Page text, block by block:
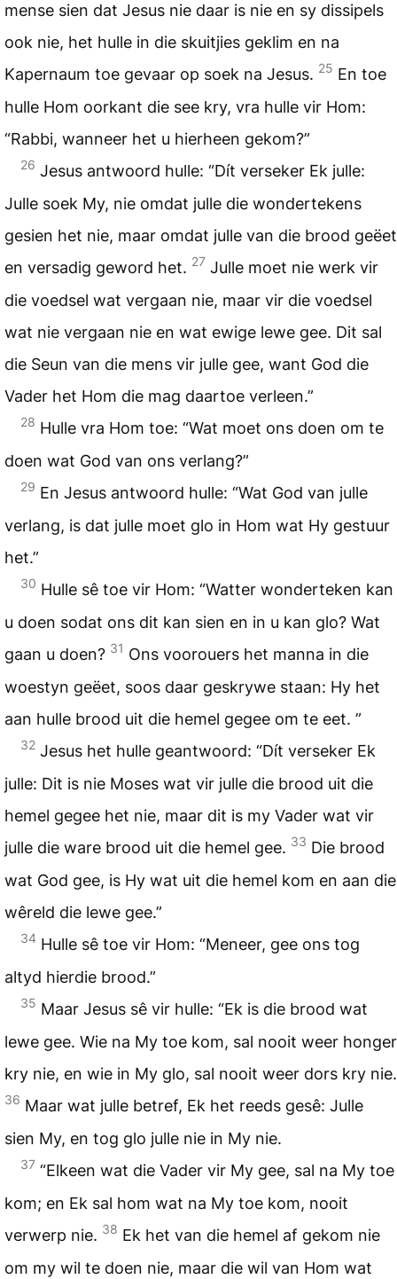
mense sien dat Jesus nie daar is nie en sy dissipels
ook nie, het hulle in die skuitjies geklim en na
Kapernaum toe gevaar op soek na Jesus. 25 En toe
hulle Hom oorkant die see kry, vra hulle vir Hom:
“Rabbi, wanneer het u hierheen gekom?”
26 Jesus antwoord hulle: “Dít verseker Ek julle:
Julle soek My, nie omdat julle die wondertekens
gesien het nie, maar omdat julle van die brood geëet
en versadig geword het. 27 Julle moet nie werk vir
die voedsel wat vergaan nie, maar vir die voedsel
wat nie vergaan nie en wat ewige lewe gee. Dit sal
die Seun van die mens vir julle gee, want God die
Vader het Hom die mag daartoe verleen.”
28 Hulle vra Hom toe: “Wat moet ons doen om te
doen wat God van ons verlang?”
29 En Jesus antwoord hulle: “Wat God van julle
verlang, is dat julle moet glo in Hom wat Hy gestuur
het.”
30 Hulle sê toe vir Hom: “Watter wonderteken kan
u doen sodat ons dit kan sien en in u kan glo? Wat
gaan u doen? 31 Ons voorouers het manna in die
woestyn geëet, soos daar geskrywe staan: Hy het
aan hulle brood uit die hemel gegee om te eet. ”
32 Jesus het hulle geantwoord: “Dít verseker Ek
julle: Dit is nie Moses wat vir julle die brood uit die
hemel gegee het nie, maar dit is my Vader wat vir
julle die ware brood uit die hemel gee. 33 Die brood
wat God gee, is Hy wat uit die hemel kom en aan die
wêreld die lewe gee.”
34 Hulle sê toe vir Hom: “Meneer, gee ons tog
altyd hierdie brood.”
35 Maar Jesus sê vir hulle: “Ek is die brood wat
lewe gee. Wie na My toe kom, sal nooit weer honger
kry nie, en wie in My glo, sal nooit weer dors kry nie.
36 Maar wat julle betref, Ek het reeds gesê: Julle
sien My, en tog glo julle nie in My nie.
37 “Elkeen wat die Vader vir My gee, sal na My toe
kom; en Ek sal hom wat na My toe kom, nooit
verwerp nie. 38 Ek het van die hemel af gekom nie
om my wil te doen nie, maar die wil van Hom wat